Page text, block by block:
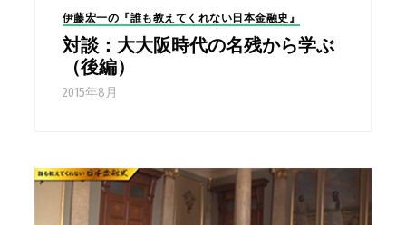
伊藤宏一の『誰も教えてくれない日本金融史』
対談：大大阪時代の名残から学ぶ
（後編）
2015年8月